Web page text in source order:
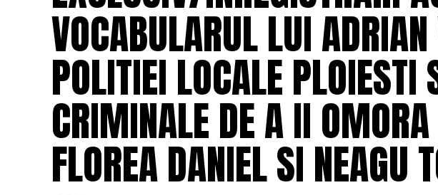
VOCABULARUL LUI
POLITIEI LOCALE PLOIESTI
CRIMINALE DE A II
FLOREA DANIEL SI NEAGU